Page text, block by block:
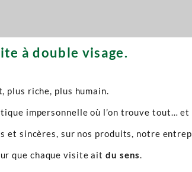
à double visage.
plus riche, plus humain.
impersonnelle où l’on trouve tout…
et sincères, sur nos produits, notre
que chaque visite aitdu sens.